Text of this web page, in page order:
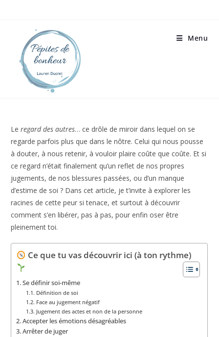
Menu
Leregard des autres… ce drôle de miroir dans lequel on se
regarde parfois plus que dans le nôtre. Celui qui nous pousse
à douter, à nous retenir, à vouloir plaire coûte que coûte. Et si
ce regard n’était finalement qu’un reflet de nos propres
jugements, de nos blessures passées, ou d’un manque
d’estime de soi ? Dans cet article, je t’invite à explorer les
racines de cette peur si tenace, et surtout à découvrir
comment s’en libérer, pas à pas, pour enfin oser être
pleinement toi.
Ce que tu vas découvrir ici (à ton rythme)
Se définir soi-même
Définition de soi
Face au jugement négatif
Jugement des actes et non de la personne
Accepter les émotions désagréables
Arrêter de juger